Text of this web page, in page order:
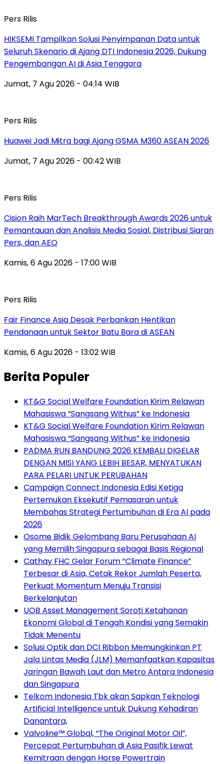
Pers Rilis
HIKSEMI Tampilkan Solusi Penyimpanan Data untuk
Seluruh Skenario di Ajang DTI Indonesia 2026, Dukung
Pengembangan AI di Asia Tenggara
Jumat, 7 Agu 2026 - 04:14 WIB
Pers Rilis
Huawei Jadi Mitra bagi Ajang GSMA M360 ASEAN 2026
Jumat, 7 Agu 2026 - 00:42 WIB
Pers Rilis
Cision Raih MarTech Breakthrough Awards 2026 untuk
Pemantauan dan Analisis Media Sosial, Distribusi Siaran
Pers, dan AEO
Kamis, 6 Agu 2026 - 17:00 WIB
Pers Rilis
Fair Finance Asia Desak Perbankan Hentikan
Pendanaan untuk Sektor Batu Bara di ASEAN
Kamis, 6 Agu 2026 - 13:02 WIB
Berita Populer
KT&G Social Welfare Foundation Kirim Relawan
Mahasiswa “Sangsang Withus” ke Indonesia
KT&G Social Welfare Foundation Kirim Relawan
Mahasiswa “Sangsang Withus” ke Indonesia
PADMA RUN BANDUNG 2026 KEMBALI DIGELAR
DENGAN MISI YANG LEBIH BESAR, MENYATUKAN
PARA PELARI UNTUK PERUBAHAN
Campaign Connect Indonesia Edisi Ketiga
Pertemukan Eksekutif Pemasaran untuk
Membahas Strategi Pertumbuhan di Era AI pada
2026
Osome Bidik Gelombang Baru Perusahaan AI
yang Memilih Singapura sebagai Basis Regional
Cathay FHC Gelar Forum “Climate Finance”
Terbesar di Asia, Cetak Rekor Jumlah Peserta,
Perkuat Momentum Menuju Transisi
Berkelanjutan
UOB Asset Management Soroti Ketahanan
Ekonomi Global di Tengah Kondisi yang Semakin
Tidak Menentu
Solusi Optik dan DCI Ribbon Memungkinkan PT
Jala Lintas Media (JLM) Memanfaatkan Kapasitas
Jaringan Bawah Laut dan Metro Antara Indonesia
dan Singapura
Telkom Indonesia Tbk akan Sapkan Teknologi
Artificial Intelligence untuk Dukung Kehadiran
Danantara,
Valvoline™ Global, “The Original Motor Oil”,
Percepat Pertumbuhan di Asia Pasifik Lewat
Kemitraan dengan Horse Powertrain